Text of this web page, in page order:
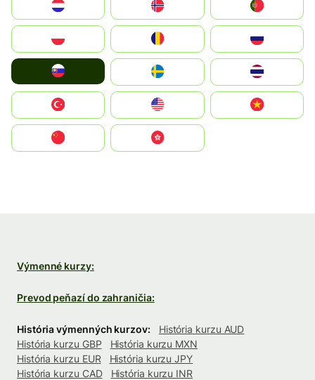
United States
中國香港特別行政區
Výmenné kurzy:
Prevod peňazí do zahraničia:
História výmenných kurzov:
História kurzu AUD
História kurzu GBP
História kurzu MXN
História kurzu EUR
História kurzu JPY
História kurzu CAD
História kurzu INR